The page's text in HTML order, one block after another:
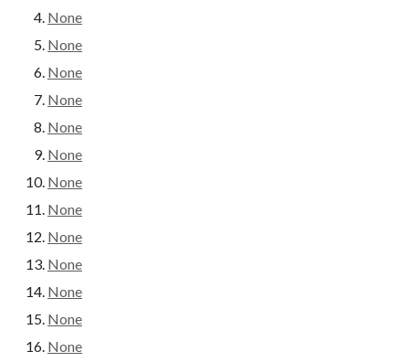
None
None
None
None
None
None
None
None
None
None
None
None
None